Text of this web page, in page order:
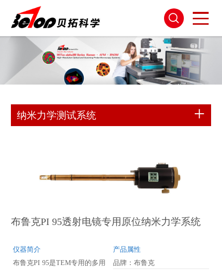
纳米力学测试系统
布鲁克PI 95透射电镜专用原位纳米力学系统
仪器简介
布鲁克PI 95是TEM专用的多用
产品属性
品牌：布鲁克